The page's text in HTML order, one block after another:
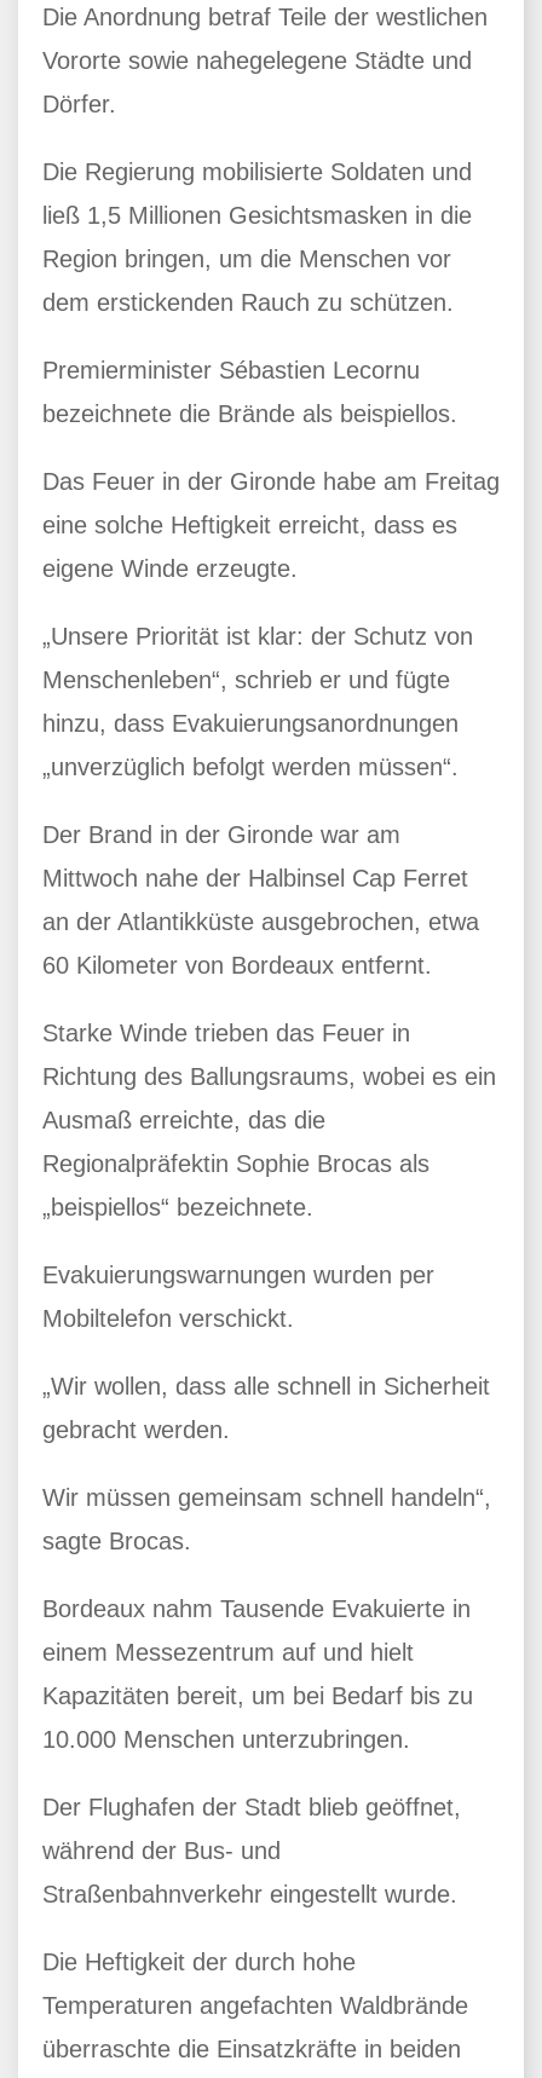
Die Anordnung betraf Teile der westlichen
Vororte sowie nahegelegene Städte und
Dörfer.
Die Regierung mobilisierte Soldaten und
ließ 1,5 Millionen Gesichtsmasken in die
Region bringen, um die Menschen vor
dem erstickenden Rauch zu schützen.
Premierminister Sébastien Lecornu
bezeichnete die Brände als beispiellos.
Das Feuer in der Gironde habe am Freitag
eine solche Heftigkeit erreicht, dass es
eigene Winde erzeugte.
„Unsere Priorität ist klar: der Schutz von
Menschenleben“, schrieb er und fügte
hinzu, dass Evakuierungsanordnungen
„unverzüglich befolgt werden müssen“.
Der Brand in der Gironde war am
Mittwoch nahe der Halbinsel Cap Ferret
an der Atlantikküste ausgebrochen, etwa
60 Kilometer von Bordeaux entfernt.
Starke Winde trieben das Feuer in
Richtung des Ballungsraums, wobei es ein
Ausmaß erreichte, das die
Regionalpräfektin Sophie Brocas als
„beispiellos“ bezeichnete.
Evakuierungswarnungen wurden per
Mobiltelefon verschickt.
„Wir wollen, dass alle schnell in Sicherheit
gebracht werden.
Wir müssen gemeinsam schnell handeln“,
sagte Brocas.
Bordeaux nahm Tausende Evakuierte in
einem Messezentrum auf und hielt
Kapazitäten bereit, um bei Bedarf bis zu
10.000 Menschen unterzubringen.
Der Flughafen der Stadt blieb geöffnet,
während der Bus- und
Straßenbahnverkehr eingestellt wurde.
Die Heftigkeit der durch hohe
Temperaturen angefachten Waldbrände
überraschte die Einsatzkräfte in beiden